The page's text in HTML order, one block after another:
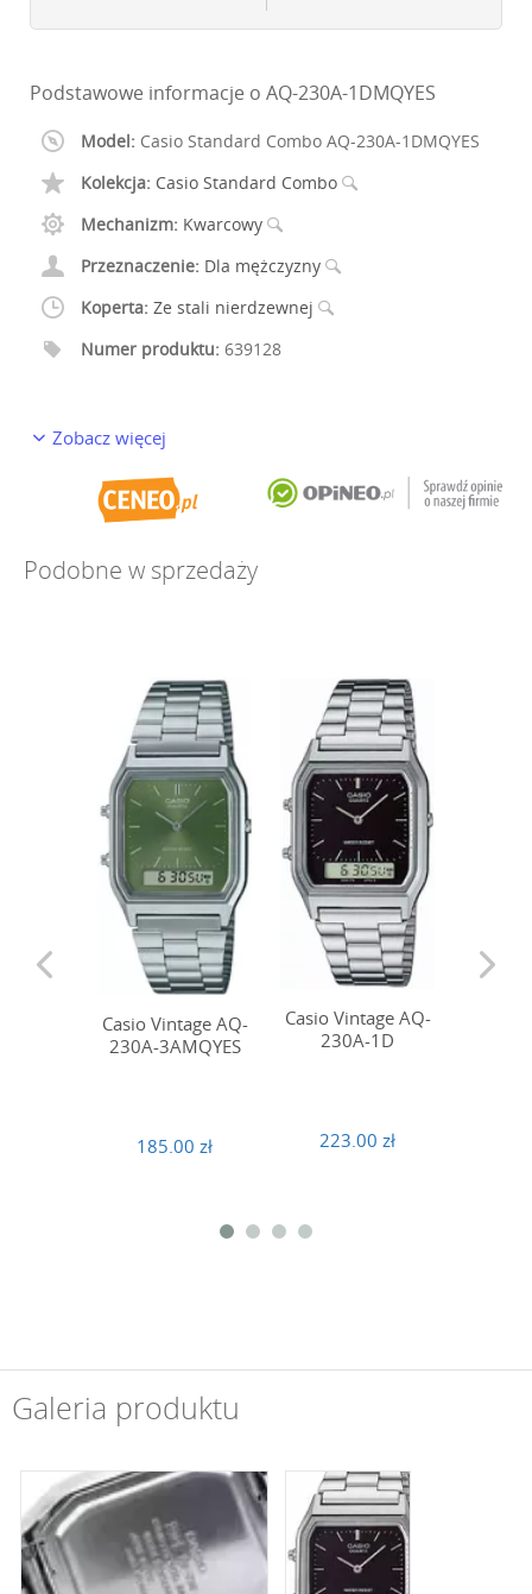
Podstawowe informacje o AQ-230A-1DMQYES
Model: Casio Standard Combo AQ-230A-1DMQYES
Kolekcja: Casio Standard Combo
Mechanizm: Kwarcowy
Przeznaczenie: Dla mężczyzny
Koperta: Ze stali nierdzewnej
Numer produktu: 639128
Zobacz więcej
Podobne w sprzedaży
Casio Vintage AQ-
230A-3AMQYES
185.00 zł
Casio Vintage AQ-
230A-1D
223.00 zł
Galeria produktu